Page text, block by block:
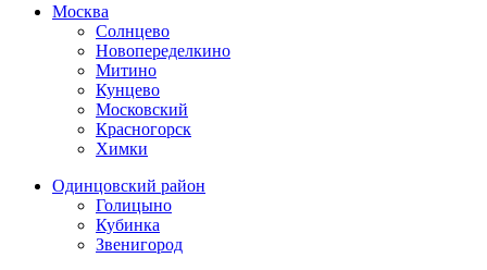
Москва
Солнцево
Новопеределкино
Митино
Кунцево
Московский
Красногорск
Химки
Одинцовский район
Голицыно
Кубинка
Звенигород